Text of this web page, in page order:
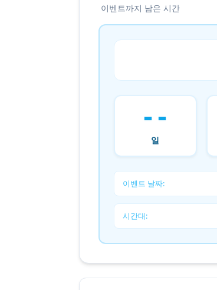
이벤트까지 남은 시간
--
일
이벤트 날짜:
시간대: